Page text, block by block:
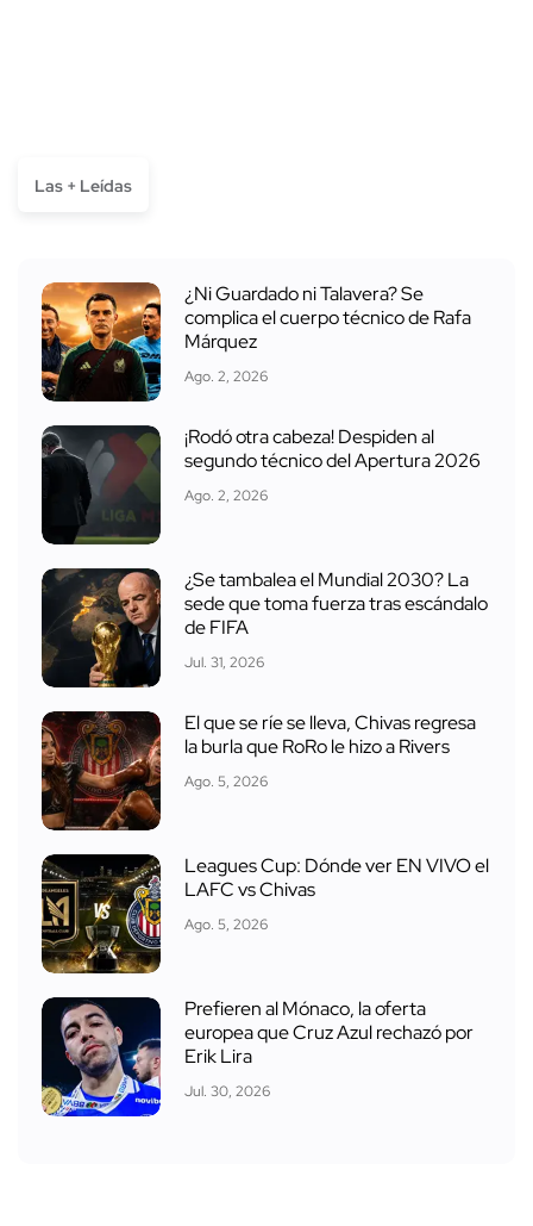
Las + Leídas
¿Ni Guardado ni Talavera? Se
complica el cuerpo técnico de Rafa
Márquez
Ago. 2, 2026
¡Rodó otra cabeza! Despiden al
segundo técnico del Apertura 2026
Ago. 2, 2026
¿Se tambalea el Mundial 2030? La
sede que toma fuerza tras escándalo
de FIFA
Jul. 31, 2026
El que se ríe se lleva, Chivas regresa
la burla que RoRo le hizo a Rivers
Ago. 5, 2026
Leagues Cup: Dónde ver EN VIVO el
LAFC vs Chivas
Ago. 5, 2026
Prefieren al Mónaco, la oferta
europea que Cruz Azul rechazó por
Erik Lira
Jul. 30, 2026